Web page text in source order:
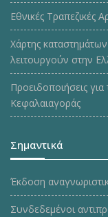
Εθνικές Τραπεζικές
Χάρτης
λειτουργούν στην
Προειδοποιήσεις
Κεφαλαιαγοράς
Σημαντικά
Έκδοση
Συνδεδεμένοι